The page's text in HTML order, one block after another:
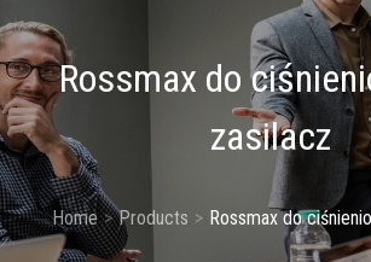
Rossmax do
zasilacz
Home Products Rossmax do